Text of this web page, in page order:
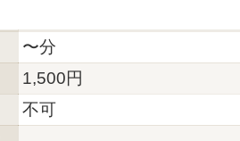
〜分
1,500円
不可